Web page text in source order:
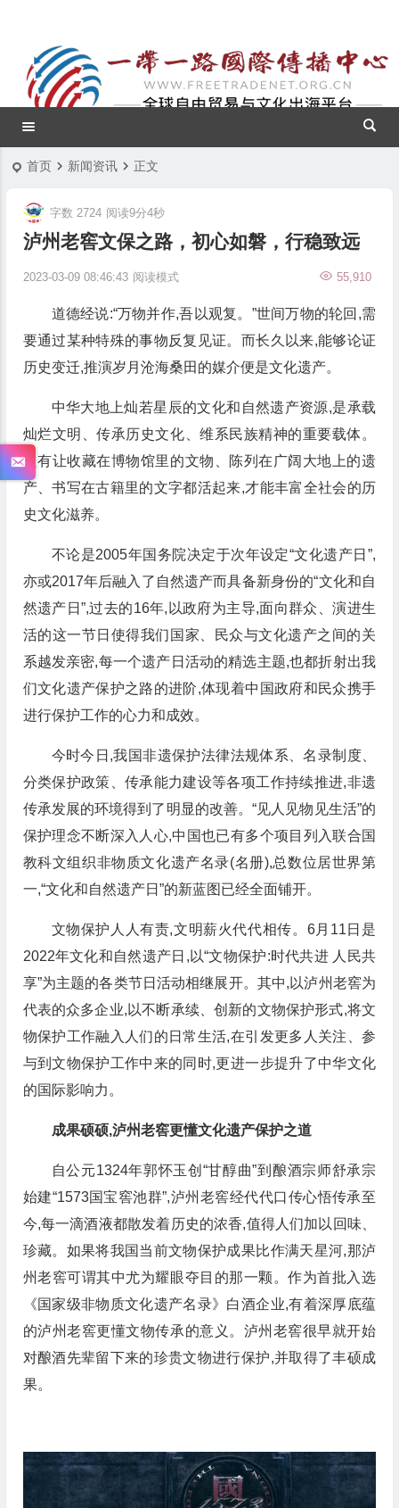
首页 新闻资讯 正文
泸州老窖文保之路，初心如磐，行稳致远
2023-03-09 08:46:43 55,910
字数 2724 阅读9分4秒
阅读模式
道德经说:“万物并作,吾以观复。”世间万物的轮回,需
要通过某种特殊的事物反复见证。而长久以来,能够论证
历史变迁,推演岁月沧海桑田的媒介便是文化遗产。
中华大地上灿若星辰的文化和自然遗产资源,是承载
灿烂文明、传承历史文化、维系民族精神的重要载体。
只有让收藏在博物馆里的文物、陈列在广阔大地上的遗
产、书写在古籍里的文字都活起来,才能丰富全社会的历
史文化滋养。
不论是2005年国务院决定于次年设定“文化遗产日”,
亦或2017年后融入了自然遗产而具备新身份的“文化和自
然遗产日”,过去的16年,以政府为主导,面向群众、演进生
活的这一节日使得我们国家、民众与文化遗产之间的关
系越发亲密,每一个遗产日活动的精选主题,也都折射出我
们文化遗产保护之路的进阶,体现着中国政府和民众携手
进行保护工作的心力和成效。
今时今日,我国非遗保护法律法规体系、名录制度、
分类保护政策、传承能力建设等各项工作持续推进,非遗
传承发展的环境得到了明显的改善。“见人见物见生活”的
保护理念不断深入人心,中国也已有多个项目列入联合国
教科文组织非物质文化遗产名录(名册),总数位居世界第
一,“文化和自然遗产日”的新蓝图已经全面铺开。
文物保护人人有责,文明薪火代代相传。6月11日是
2022年文化和自然遗产日,以“文物保护:时代共进 人民共
享”为主题的各类节日活动相继展开。其中,以泸州老窖为
代表的众多企业,以不断承续、创新的文物保护形式,将文
物保护工作融入人们的日常生活,在引发更多人关注、参
与到文物保护工作中来的同时,更进一步提升了中华文化
的国际影响力。
成果硕硕,泸州老窖更懂文化遗产保护之道
自公元1324年郭怀玉创“甘醇曲”到酿酒宗师舒承宗
始建“1573国宝窖池群”,泸州老窖经代代口传心悟传承至
今,每一滴酒液都散发着历史的浓香,值得人们加以回味、
珍藏。如果将我国当前文物保护成果比作满天星河,那泸
州老窖可谓其中尤为耀眼夺目的那一颗。作为首批入选
《国家级非物质文化遗产名录》白酒企业,有着深厚底蕴
的泸州老窖更懂文物传承的意义。泸州老窖很早就开始
对酿酒先辈留下来的珍贵文物进行保护,并取得了丰硕成
果。